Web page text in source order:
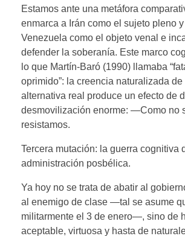
Estamos ante una metáfora
enmarca a Irán como el sujeto pleno
Venezuela como el objeto venal e
defender la soberanía. Este marco
lo que Martín-Baró (1990) llamaba
oprimido”: la creencia naturalizada
alternativa real produce un efecto de
desmovilización enorme: ―Como no
resistamos.
Tercera mutación: la guerra cognitiva
administración posbélica.
Ya hoy no se trata de abatir al
al enemigo de clase —tal se asume
militarmente el 3 de enero—, sino de
aceptable, virtuosa y hasta de